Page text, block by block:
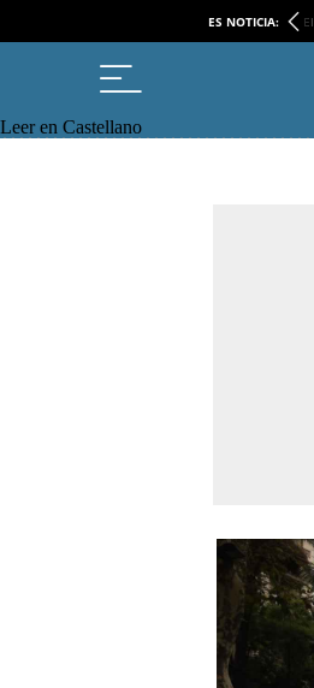
ES NOTICIA:
Leer en Castellano